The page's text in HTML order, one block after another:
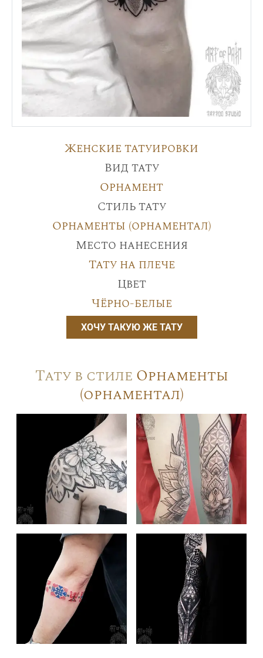
Женские татуировки
Вид тату
Орнамент
Стиль тату
Орнаменты (орнаментал)
Место нанесения
Тату на плече
Цвет
Чёрно-белые
ХОЧУ ТАКУЮ ЖЕ ТАТУ
Тату в стиле Орнаменты
(орнаментал)